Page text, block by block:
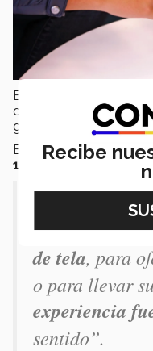
En la
de tela en un tianguis
gran cantidad de
En total,los alumnos
100 personas.
como varias
de tela, para
o para llevar
experiencia
sentido”.
Recibe